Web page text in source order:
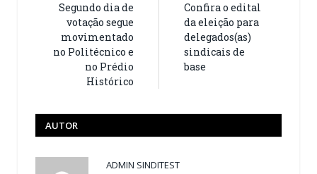
Segundo dia de
votação segue
movimentado
no Politécnico e
no Prédio
Histórico
Confira o edital
da eleição para
delegados(as)
sindicais de
base
AUTOR
ADMIN SINDITEST